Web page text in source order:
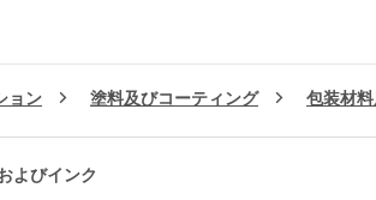
ョン 塗料及びコーティング 包装材
よびインク